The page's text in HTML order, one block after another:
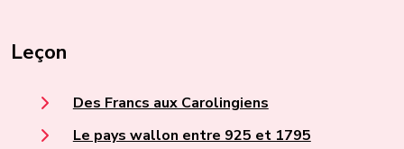
Leçon
Des Francs aux Carolingiens
Le pays wallon entre 925 et 1795